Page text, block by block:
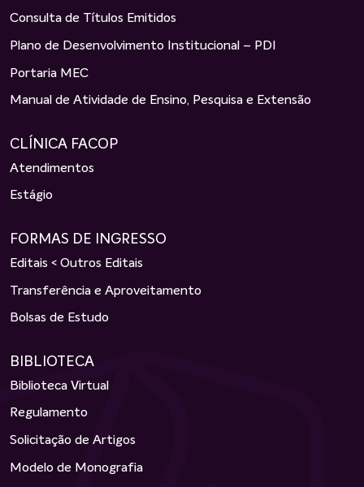
Consulta de Títulos Emitidos
Plano de Desenvolvimento Institucional – PDI
Portaria MEC
Manual de Atividade de Ensino, Pesquisa e Extensão
CLÍNICA FACOP
Atendimentos
Estágio
FORMAS DE INGRESSO
Editais < Outros Editais
Transferência e Aproveitamento
Bolsas de Estudo
BIBLIOTECA
Biblioteca Virtual
Regulamento
Solicitação de Artigos
Modelo de Monografia